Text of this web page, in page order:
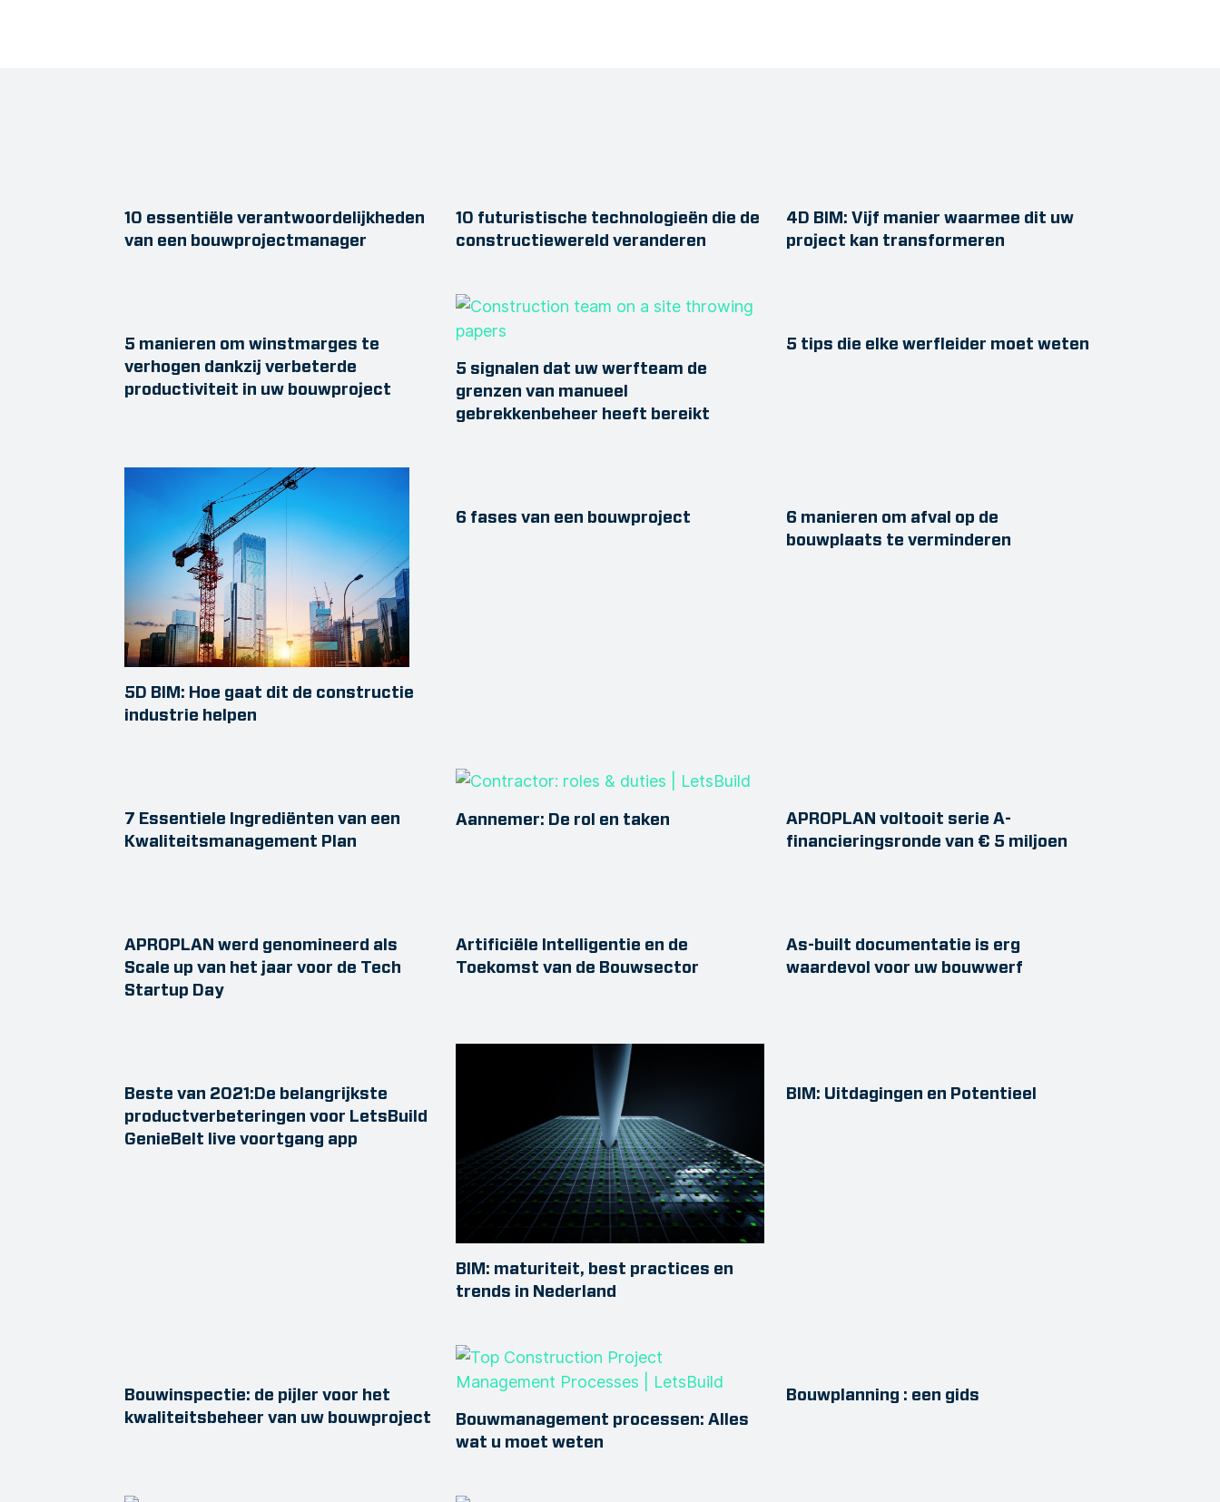
10 essentiële verantwoordelijkheden
van een bouwprojectmanager
10 futuristische technologieën die de
constructiewereld veranderen
4D BIM: Vijf manier waarmee dit uw
project kan transformeren
5 manieren om winstmarges te
verhogen dankzij verbeterde
productiviteit in uw bouwproject
5 signalen dat uw werfteam de
grenzen van manueel
gebrekkenbeheer heeft bereikt
5 tips die elke werfleider moet weten
5D BIM: Hoe gaat dit de constructie
industrie helpen
6 fases van een bouwproject
6 manieren om afval op de
bouwplaats te verminderen
7 Essentiele Ingrediënten van een
Kwaliteitsmanagement Plan
Aannemer: De rol en taken
APROPLAN voltooit serie A-
financieringsronde van € 5 miljoen
APROPLAN werd genomineerd als
Scale up van het jaar voor de Tech
Startup Day
Artificiële Intelligentie en de
Toekomst van de Bouwsector
As-built documentatie is erg
waardevol voor uw bouwwerf
Beste van 2021:De belangrijkste
productverbeteringen voor LetsBuild
GenieBelt live voortgang app
BIM: maturiteit, best practices en
trends in Nederland
BIM: Uitdagingen en Potentieel
Bouwinspectie: de pijler voor het
kwaliteitsbeheer van uw bouwproject
Bouwmanagement processen: Alles
wat u moet weten
Bouwplanning : een gids